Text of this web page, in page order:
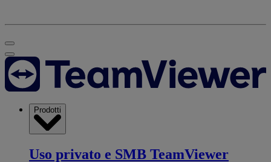
Prodotti
Uso privato e SMB TeamViewer